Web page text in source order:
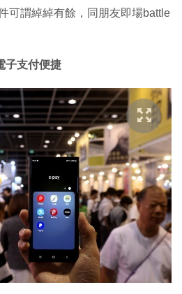
可謂綽綽有餘，同朋友即場battle
子支付便捷